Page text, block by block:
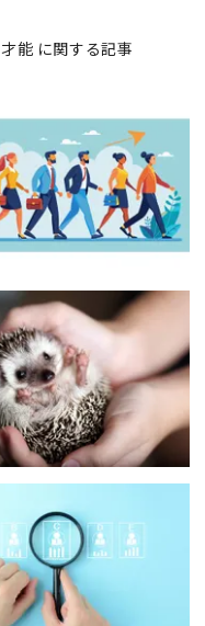
才能 に関する記事